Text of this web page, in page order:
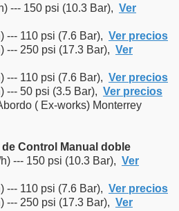
--- 150 psi (10.3 Bar), Ver
--- 110 psi (7.6 Bar), Ver precios
--- 250 psi (17.3 Bar), Ver
--- 110 psi (7.6 Bar), Ver precios
--- 50 psi (3.5 Bar), Ver precios
( Ex-works) Monterrey
Control Manual doble
--- 150 psi (10.3 Bar), Ver
--- 110 psi (7.6 Bar), Ver precios
--- 250 psi (17.3 Bar), Ver